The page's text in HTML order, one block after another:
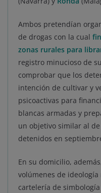
Ambos pretendían
de drogas con la cual
zonas rurales para
registro minucioso de
comprobar que los
intención de cultivar y
psicoactivas para
blancas armadas y
un objetivo similar al
detenidos en
En su domicilio,
volúmenes de
cartelería de